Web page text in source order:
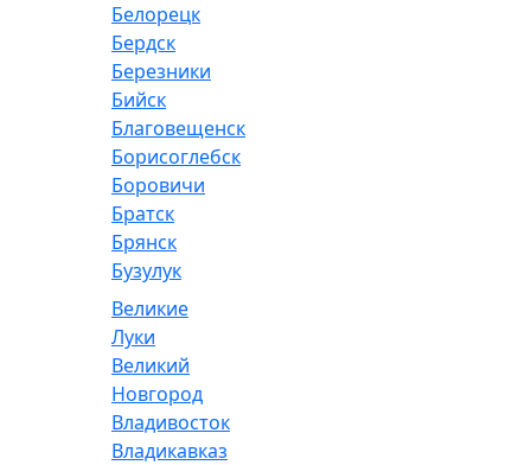
Белорецк
Бердск
Березники
Бийск
Благовещенск
Борисоглебск
Боровичи
Братск
Брянск
Бузулук
Великие
Луки
Великий
Новгород
Владивосток
Владикавказ